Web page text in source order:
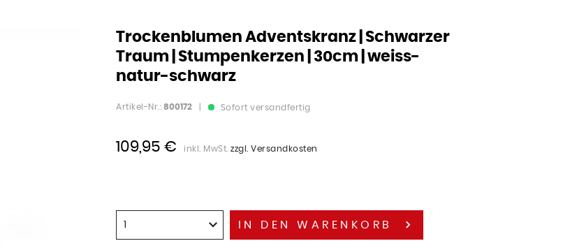
Trockenblumen Adventskranz | Schwarzer
Traum | Stumpenkerzen | 30cm | weiss-
natur-schwarz
Artikel-Nr.: 800172 Sofort versandfertig
109,95 € inkl. MwSt. zzgl. Versandkosten
IN DEN WARENKORB